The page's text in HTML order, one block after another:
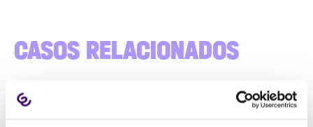
CASOS RELACIONADOS